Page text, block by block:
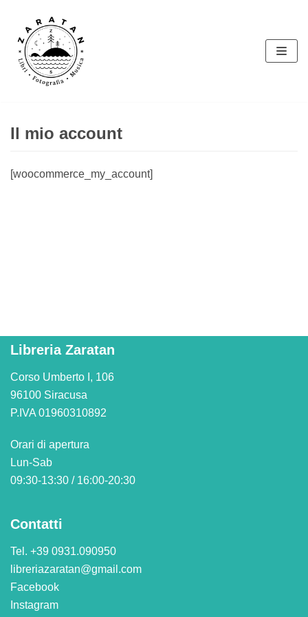
contenuto
Il mio account
[woocommerce_my_account]
Libreria Zaratan
Corso Umberto I, 106
96100 Siracusa
P.IVA 01960310892
Orari di apertura
Lun-Sab
09:30-13:30 / 16:00-20:30
Contatti
Tel. +39 0931.090950
libreriazaratan@gmail.com
Facebook
Instagram